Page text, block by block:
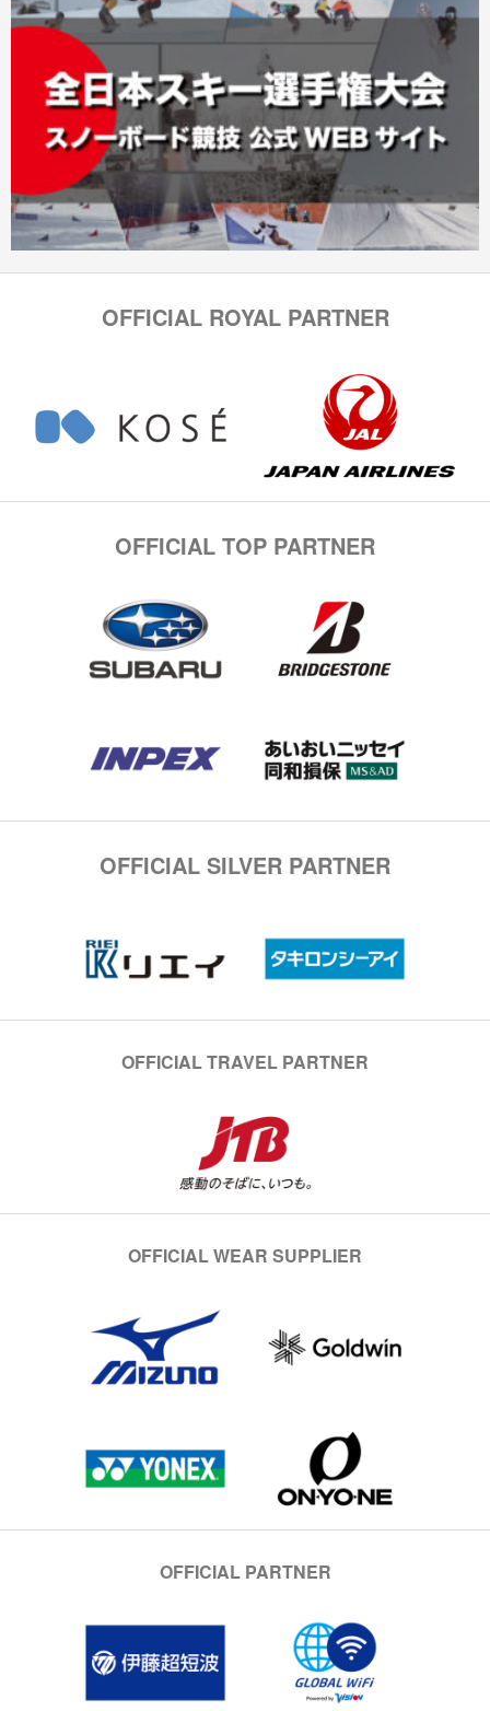
OFFICIAL ROYAL PARTNER
OFFICIAL TOP PARTNER
OFFICIAL SILVER PARTNER
OFFICIAL TRAVEL PARTNER
OFFICIAL WEAR SUPPLIER
OFFICIAL PARTNER